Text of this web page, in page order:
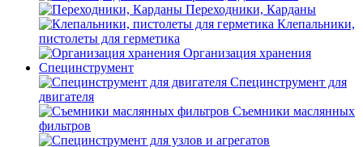
Переходники, Карданы
Клепальники,
пистолеты для герметика
Организация хранения
Специнструмент
Специнструмент для
двигателя
Съемники маслянных
фильтров